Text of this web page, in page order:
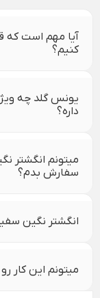
آیا مهم است که
کنیم؟
یونس گلد چه
داره؟
میتونم انگشتر
سفارش بدم؟
انگشتر نگین
میتونم این